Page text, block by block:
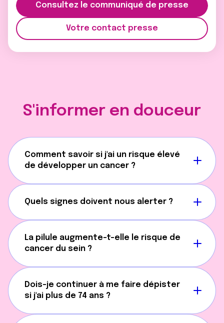
Consultez le communiqué de presse
Votre contact presse
S'informer en douceur
Comment savoir si j'ai un risque élevé
de développer un cancer ?
Quels signes doivent nous alerter ?
La pilule augmente-t-elle le risque de
cancer du sein ?
Dois-je continuer à me faire dépister
si j'ai plus de 74 ans ?